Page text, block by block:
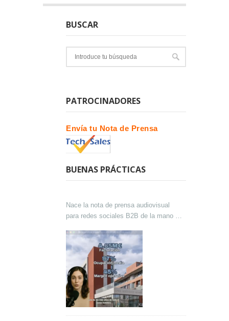
BUSCAR
PATROCINADORES
Envía tu Nota de Prensa
BUENAS PRÁCTICAS
Nace la nota de prensa audiovisual
para redes sociales B2B de la mano de